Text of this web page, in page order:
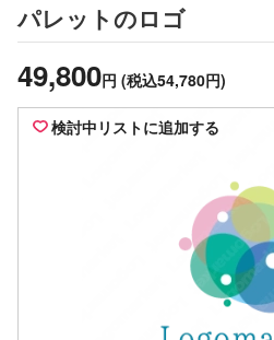
パレットのロゴ
49,800円 (税込54,780円)
検討中リストに追加する